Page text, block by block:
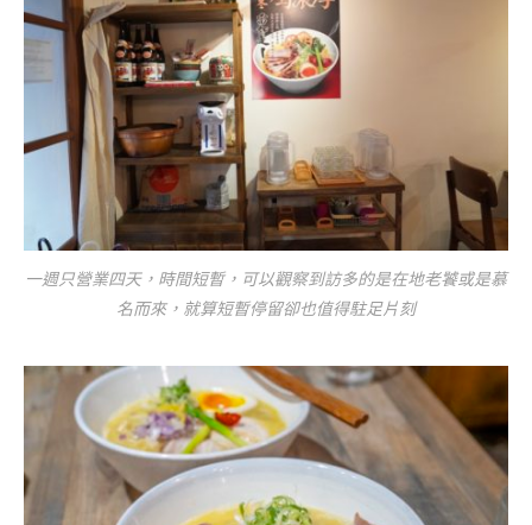
一週只營業四天，時間短暫，可以觀察到訪多的是在地老饕或是慕
名而來，就算短暫停留卻也值得駐足片刻